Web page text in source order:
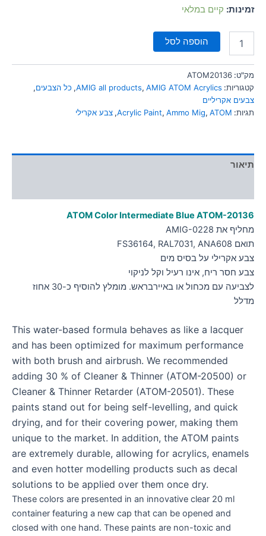
font_download סמן קישורים זמינות: קיים במלאי
הוספה לסל
מק"ט: ATOM20136
קטגוריות:
AMIG all products, AMIG ATOM Acrylics
, כל הצבעים,
צבעים אקריליים
תגיות:
Acrylic Paint, Ammo Mig, ATOM
, צבע אקרילי
תיאור
ATOM Color Intermediate Blue ATOM-20136
מחליף את AMIG-0228
תואם FS36164, RAL7031, ANA608
צבע אקרילי על בסיס מים
צבע חסר ריח, אינו רעיל וקל לניקוי
לצביעה עם מכחול או באיירבראש. מומלץ להוסיף כ-30 אחוז
מדלל
This water-based formula behaves as like a lacquer
and has been optimized for maximum performance
with both brush and airbrush. We recommended
adding 30 % of Cleaner & Thinner (ATOM-20500) or
Cleaner & Thinner Retarder (ATOM-20501). These
paints stand out for being self-levelling, and quick
drying, and for their covering power, making them
unique to the market. In addition, the ATOM paints
are extremely durable, allowing for acrylics, enamels
and even hotter modelling products such as decal
solutions to be applied over them once dry.
These colors are presented in an innovative clear 20 ml
container featuring a new cap that can be opened and
closed with one hand. These paints are non-toxic and